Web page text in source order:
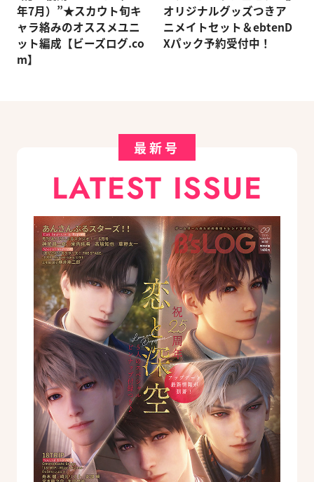
年7月）”★スカウト旬キ
ャラ絡みのオススメユニ
ット編成【ビーズログ.co
m】
オリジナルグッズつきア
ニメイトセット＆ebtenD
Xパック予約受付中！
最新号
LATEST ISSUE